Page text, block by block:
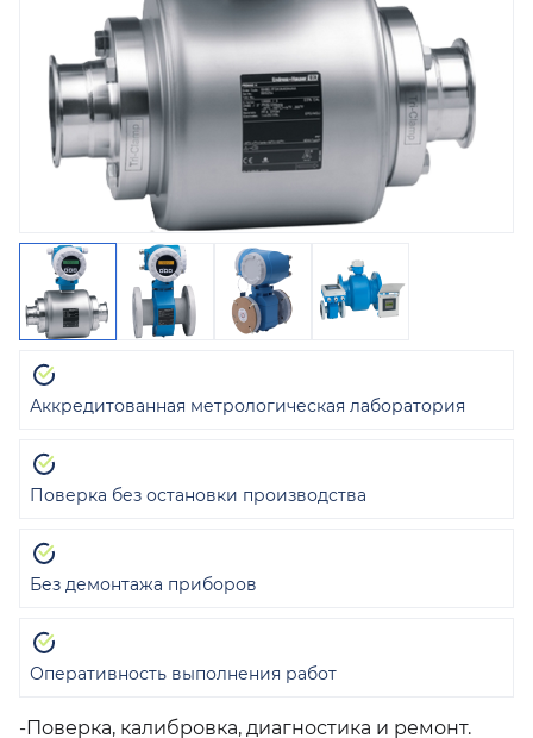
-Поверка, калибровка, диагностика и ремонт.
Аккредитованная метрологическая лаборатория
Поверка без остановки производства
Без демонтажа приборов
Оперативность выполнения работ